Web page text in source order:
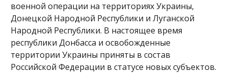
военной операции на территориях Украины,
Донецкой Народной Республики и Луганской
Народной Республики. В настоящее время
республики Донбасса и освобожденные
территории Украины приняты в состав
Российской Федерации в статусе новых субъектов.